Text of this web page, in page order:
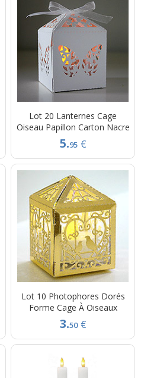
Lot 20 Lanternes Cage
Oiseau Papillon Carton Nacre
5.95 €
Lot 10 Photophores Dorés
Forme Cage À Oiseaux
3.50 €